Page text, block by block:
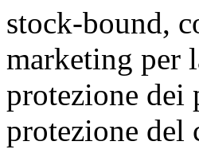
stock-bound,
marketing per
protezione dei
protezione del